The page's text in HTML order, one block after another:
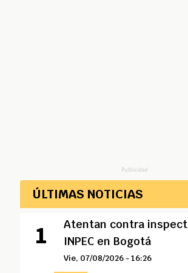
Publicidad
ÚLTIMAS NOTICIAS
Atentan contra
INPEC en Bogotá
Vie, 07/08/2026 - 16:26